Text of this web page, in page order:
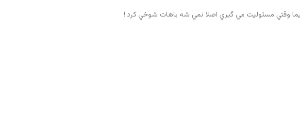
وقتي مسئوليت مي گيري اصلا نمي شه باهات شوخي کرد !